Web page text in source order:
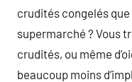
crudités congelés
supermarché ? Vous
crudités, ou même
beaucoup moins